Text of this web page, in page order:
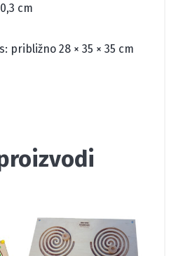
cm
približno 28 × 35 × 35 cm